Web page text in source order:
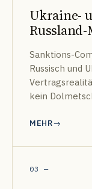
Ukraine-
Sanktions-
Russisch und
kein
MEHR
03 —